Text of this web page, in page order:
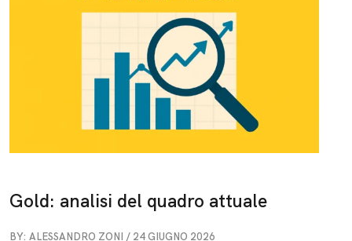
Gold: analisi del quadro attuale
BY: ALESSANDRO ZONI / 24 GIUGNO 2026